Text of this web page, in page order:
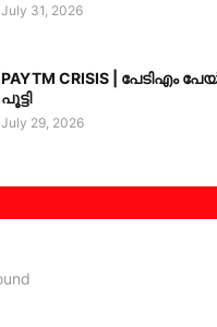
July 31, 2026
PAYTM CRISIS | പേടിഎം
പൂട്ടി
July 29, 2026